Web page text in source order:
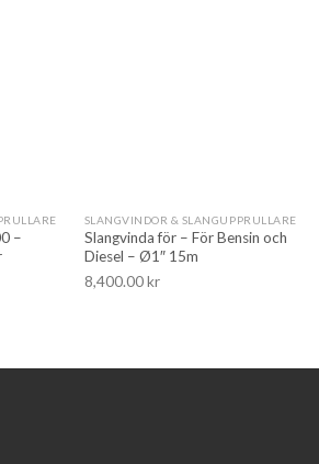
–
SLANGVINDOR & SLANGUPPRULLARE
Slangvinda för – För Bensin och
Diesel – Ø1″ 15m
8,400.00kr